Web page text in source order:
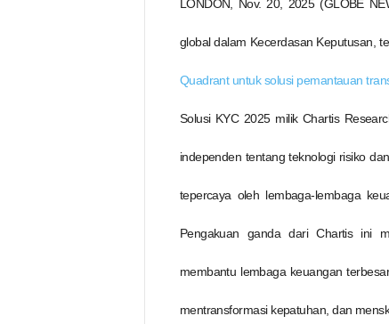
LONDON, Nov. 20, 2025 (GLOBE
global dalam Kecerdasan Keputusan,
Quadrant untuk solusi pemantauan
Solusi KYC 2025 milik Chartis
independen tentang teknologi risiko
tepercaya oleh lembaga-lembaga
Pengakuan ganda dari Chartis ini
membantu lembaga keuangan
mentransformasi kepatuhan, dan